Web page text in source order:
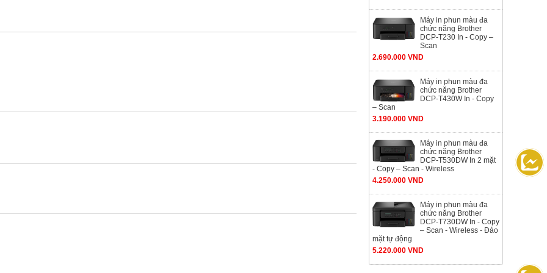
Máy in phun màu đa
chức năng Brother
DCP-T230 In - Copy –
Scan
2.690.000 VND
Máy in phun màu đa
chức năng Brother
DCP-T430W In - Copy
– Scan
3.190.000 VND
Máy in phun màu đa
chức năng Brother
DCP-T530DW In 2 mặt
- Copy – Scan - Wireless
4.250.000 VND
Máy in phun màu đa
chức năng Brother
DCP-T730DW In - Copy
– Scan - Wireless - Đảo
mặt tự động
5.220.000 VND